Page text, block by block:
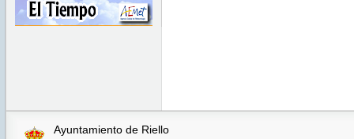
Ayuntamiento de Riello